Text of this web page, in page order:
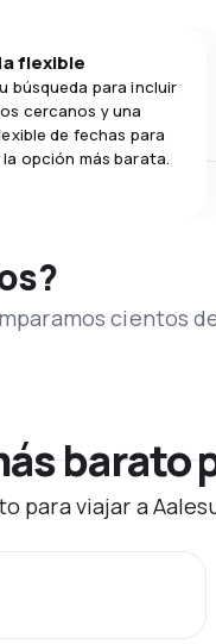
flexible
búsqueda para incluir
cercanos y una
de fechas para
opción más barata.
cientos
barato
para viajar a